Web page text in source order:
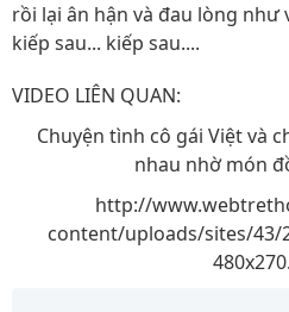
rồi lại ân hận và đau lòng như
kiếp sau... kiếp sau....
VIDEO LIÊN QUAN:
Chuyện tình cô gái Việt và
nhau nhờ món
http://
content/uploads/sites/43/